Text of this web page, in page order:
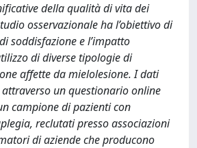
della qualità di vita dei
osservazionale ha l’obiettivo di
soddisfazione e l’impatto
di diverse tipologie di
affette da mielolesione. I dati
un questionario online
campione di pazienti con
reclutati presso associazioni
di aziende che producono